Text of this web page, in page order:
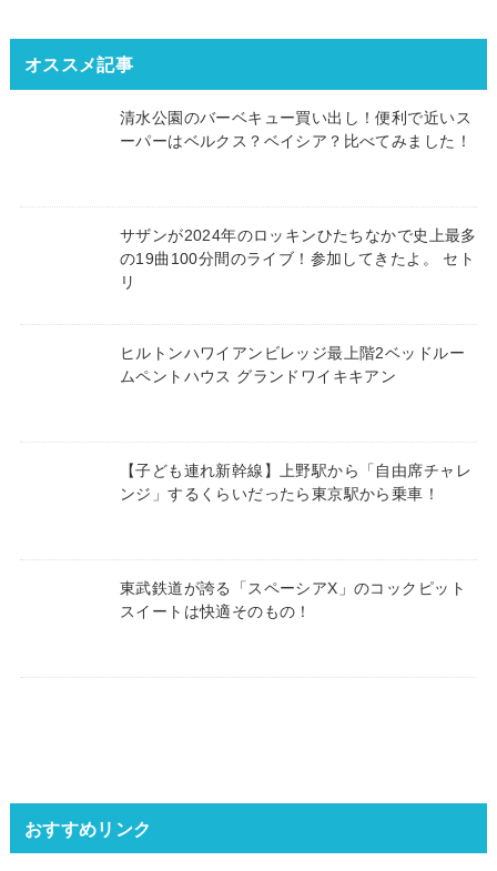
オススメ記事
清水公園のバーベキュー買い出し！便利で近いス
ーパーはベルクス？ベイシア？比べてみました！
サザンが2024年のロッキンひたちなかで史上最多
の19曲100分間のライブ！参加してきたよ。 セト
リ
ヒルトンハワイアンビレッジ最上階2ベッドルー
ムペントハウス グランドワイキキアン
【子ども連れ新幹線】上野駅から「自由席チャレ
ンジ」するくらいだったら東京駅から乗車！
東武鉄道が誇る「スペーシアX」のコックピット
スイートは快適そのもの！
おすすめリンク